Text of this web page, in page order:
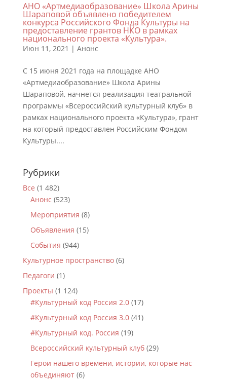
АНО «Артмедиаобразование» Школа Арины
Шараповой объявлено победителем
конкурса Российского Фонда Культуры на
предоставление грантов НКО в рамках
национального проекта «Культура».
Июн 11, 2021 | Анонс
С 15 июня 2021 года на площадке АНО
«Артмедиаобразование» Школа Арины
Шараповой, начнется реализация театральной
программы «Всероссийский культурный клуб» в
рамках национального проекта «Культура», грант
на который предоставлен Российским Фондом
Культуры....
Рубрики
Все (1 482)
Анонс (523)
Мероприятия (8)
Объявления (15)
События (944)
Культурное пространство(6)
Педагоги (1)
Проекты (1 124)
#Культурный код Россия 2.0(17)
#Культурный код Россия 3.0(41)
#Культурный код. Россия (19)
Всероссийский культурный клуб(29)
Герои нашего времени, истории, которые нас
объединяют(6)